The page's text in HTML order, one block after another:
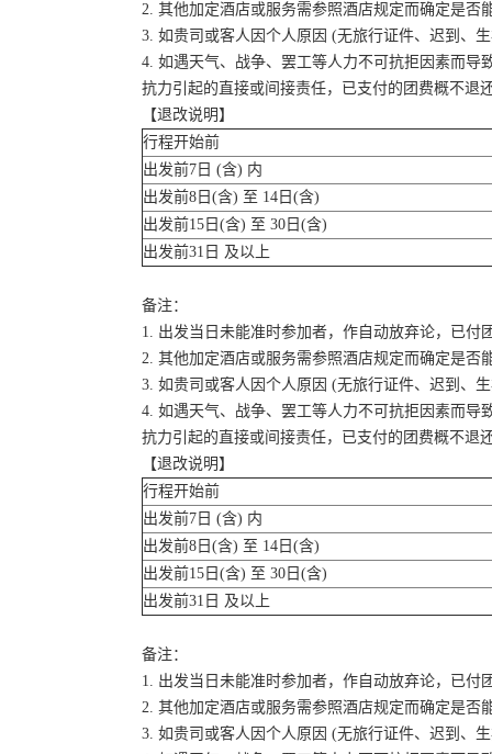
2. 其他加定酒店或服务需参照酒店规定而确定是否
3. 如贵司或客人因个人原因 (无旅行证件、迟到、
4. 如遇天气、战争、罢工等人力不可抗拒因素而
抗力引起的直接或间接责任，已支付的团费概不退
【退改说明】
行程开始前
出发前7日 (含) 内
出发前8日(含) 至 14日(含)
出发前15日(含) 至 30日(含)
出发前31日 及以上
备注：
1. 出发当日未能准时参加者，作自动放弃论，已付
2. 其他加定酒店或服务需参照酒店规定而确定是否
3. 如贵司或客人因个人原因 (无旅行证件、迟到、
4. 如遇天气、战争、罢工等人力不可抗拒因素而
抗力引起的直接或间接责任，已支付的团费概不退
【退改说明】
行程开始前
出发前7日 (含) 内
出发前8日(含) 至 14日(含)
出发前15日(含) 至 30日(含)
出发前31日 及以上
备注：
1. 出发当日未能准时参加者，作自动放弃论，已付
2. 其他加定酒店或服务需参照酒店规定而确定是否
3. 如贵司或客人因个人原因 (无旅行证件、迟到、